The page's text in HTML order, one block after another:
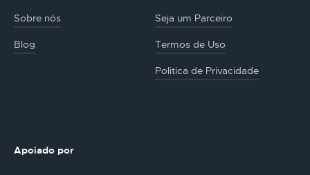
Sobre nós Seja um Parceiro
Blog Termos de Uso
Politica de Privacidade
Apoiado por